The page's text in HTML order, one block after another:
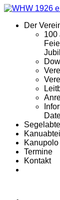
Der
100
Kanupolo
Termine
Kontakt